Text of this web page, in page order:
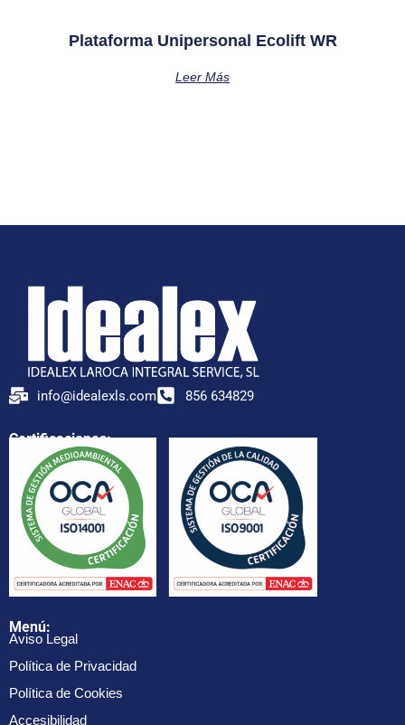
Plataforma Unipersonal Ecolift WR
Leer Más
info@idealexls.com 856 634829
Certificaciones:
Menú:
Aviso Legal
Política de Privacidad
Política de Cookies
Accesibilidad